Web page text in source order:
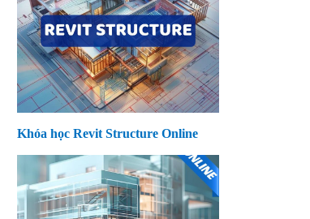
Khóa học Revit Structure Online